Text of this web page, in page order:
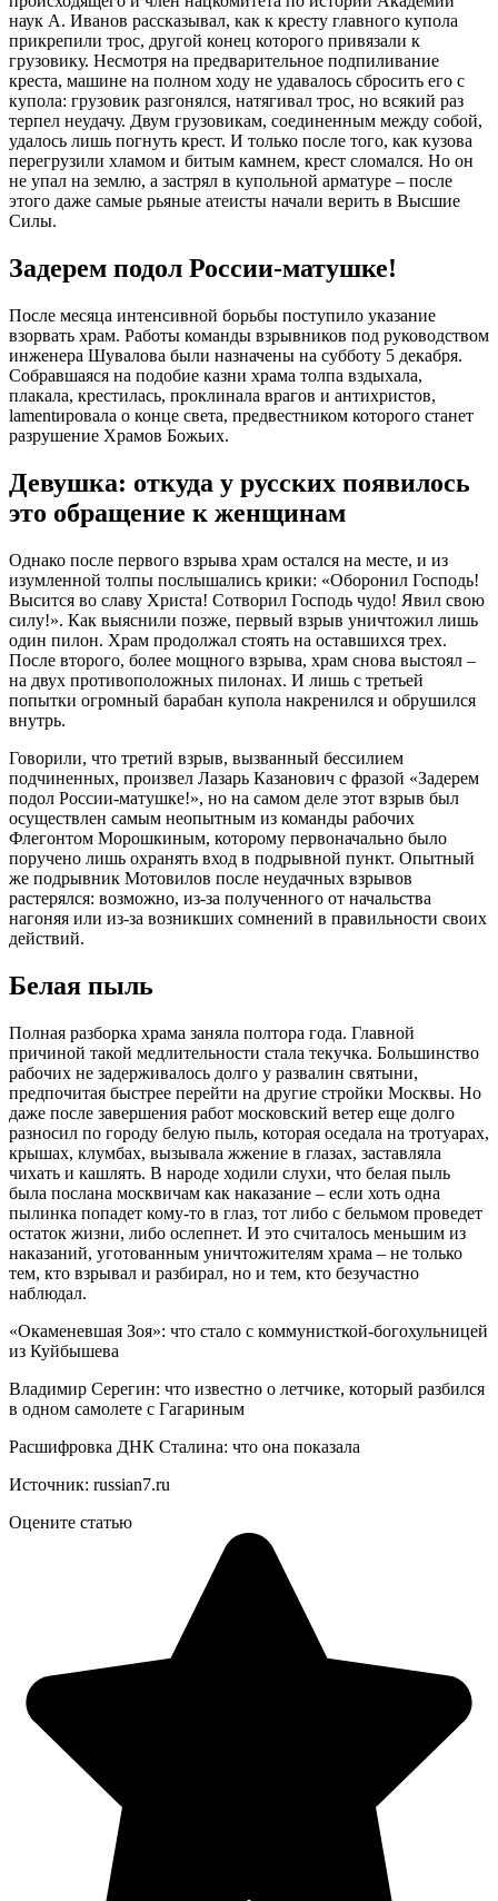
наук А. Иванов рассказывал, как к кресту главного купола
прикрепили трос, другой конец которого привязали к
грузовику. Несмотря на предварительное подпиливание
креста, машине на полном ходу не удавалось сбросить его с
купола: грузовик разгонялся, натягивал трос, но всякий раз
терпел неудачу. Двум грузовикам, соединенным между собой,
удалось лишь погнуть крест. И только после того, как кузова
перегрузили хламом и битым камнем, крест сломался. Но он
не упал на землю, а застрял в купольной арматуре – после
этого даже самые рьяные атеисты начали верить в Высшие
Силы.
Задерем подол России-матушке!
После месяца интенсивной борьбы поступило указание
взорвать храм. Работы команды взрывников под руководством
инженера Шувалова были назначены на субботу 5 декабря.
Собравшаяся на подобие казни храма толпа вздыхала,
плакала, крестилась, проклинала врагов и антихристов,
lamentировала о конце света, предвестником которого станет
разрушение Храмов Божьих.
Девушка: откуда у русских появилось
это обращение к женщинам
Однако после первого взрыва храм остался на месте, и из
изумленной толпы послышались крики: «Оборонил Господь!
Высится во славу Христа! Сотворил Господь чудо! Явил свою
силу!». Как выяснили позже, первый взрыв уничтожил лишь
один пилон. Храм продолжал стоять на оставшихся трех.
После второго, более мощного взрыва, храм снова выстоял –
на двух противоположных пилонах. И лишь с третьей
попытки огромный барабан купола накренился и обрушился
внутрь.
Говорили, что третий взрыв, вызванный бессилием
подчиненных, произвел Лазарь Казанович с фразой «Задерем
подол России-матушке!», но на самом деле этот взрыв был
осуществлен самым неопытным из команды рабочих
Флегонтом Морошкиным, которому первоначально было
поручено лишь охранять вход в подрывной пункт. Опытный
же подрывник Мотовилов после неудачных взрывов
растерялся: возможно, из-за полученного от начальства
нагоняя или из-за возникших сомнений в правильности своих
действий.
Белая пыль
Полная разборка храма заняла полтора года. Главной
причиной такой медлительности стала текучка. Большинство
рабочих не задерживалось долго у развалин святыни,
предпочитая быстрее перейти на другие стройки Москвы. Но
даже после завершения работ московский ветер еще долго
разносил по городу белую пыль, которая оседала на тротуарах,
крышах, клумбах, вызывала жжение в глазах, заставляла
чихать и кашлять. В народе ходили слухи, что белая пыль
была послана москвичам как наказание – если хоть одна
пылинка попадет кому-то в глаз, тот либо с бельмом проведет
остаток жизни, либо ослепнет. И это считалось меньшим из
наказаний, уготованным уничтожителям храма – не только
тем, кто взрывал и разбирал, но и тем, кто безучастно
наблюдал.
«Окаменевшая Зоя»: что стало с коммунисткой-богохульницей
из Куйбышева
Владимир Серегин: что известно о летчике, который разбился
в одном самолете с Гагариным
Расшифровка ДНК Сталина: что она показала
Источник: russian7.ru
Оцените статью